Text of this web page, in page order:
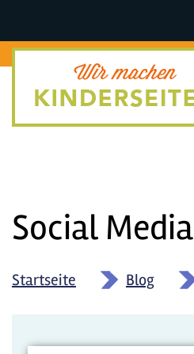
Social Media
Startseite » Blog »